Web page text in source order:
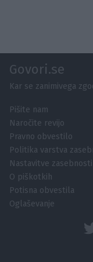
Govori.se
Kar se zanimivega
Pišite nam
Naročite revijo
Pravno obvestilo
Politika varstva
Nastavitve zasebnosti
O piškotkih
Potisna obvestila
Oglaševanje